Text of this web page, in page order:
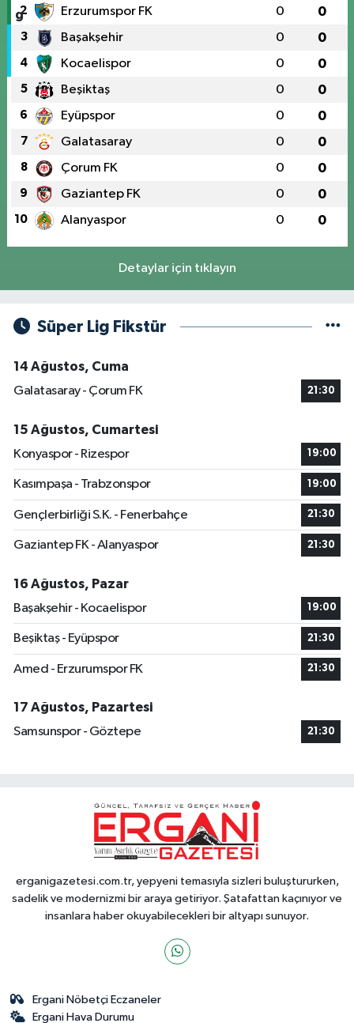
2 Erzurumspor FK 0 0
3 Başakşehir 0 0
4 Kocaelispor 0 0
5 Beşiktaş 0 0
6 Eyüpspor 0 0
7 Galatasaray 0 0
8 Çorum FK 0 0
9 Gaziantep FK 0 0
10 Alanyaspor 0 0
Detaylar için tıklayın
Süper Lig Fikstür
14 Ağustos, Cuma
Galatasaray - Çorum FK
21:30
15 Ağustos, Cumartesi
Konyaspor - Rizespor
19:00
Kasımpaşa - Trabzonspor 19:00
Gençlerbirliği S.K. - Fenerbahçe 21:30
Gaziantep FK - Alanyaspor 21:30
16 Ağustos, Pazar
Başakşehir - Kocaelispor
19:00
Beşiktaş - Eyüpspor 21:30
Amed - Erzurumspor FK 21:30
17 Ağustos, Pazartesi
Samsunspor - Göztepe
21:30
erganigazetesi.com.tr, yepyeni temasıyla sizleri buluştururken,
sadelik ve modernizmi bir araya getiriyor. Şatafattan kaçınıyor ve
insanlara haber okuyabilecekleri bir altyapı sunuyor.
Ergani Nöbetçi Eczaneler
Ergani Hava Durumu